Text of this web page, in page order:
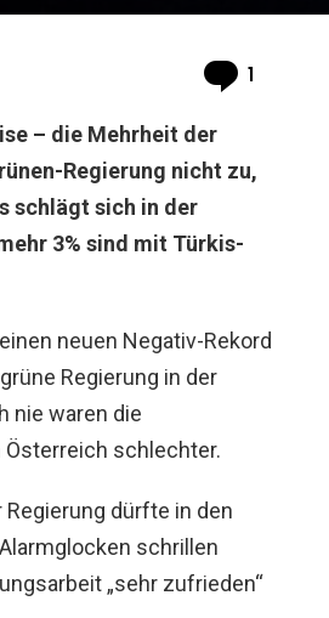
1
– die Mehrheit der
Regierung nicht zu,
schlägt sich in der
3% sind mit Türkis-
neuen Negativ-Rekord
Regierung in der
nie waren die
schlechter.
dürfte in den
schrillen
„sehr zufrieden“